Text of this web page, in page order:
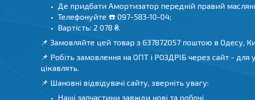
Де придбати Амортизатор передній правий
Телефонуйте ☎️ 097-583-10-04;
Вартість: 2 078 ₴.
📌 Замовляйте цей товар з 637872057 поштою в Одесу,
📌 Робіть замовлення на ОПТ і РОЗДРІБ через сайт -
цікавлять.
📌 Шановні відвідувачі сайту, зверніть увагу:
Наші запчастини завжди нові та робочі